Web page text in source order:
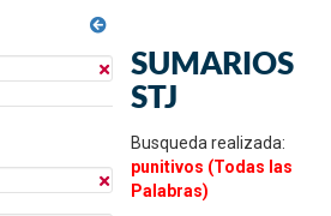
SUMARIOS
STJ
Busqueda realizada:
punitivos (Todas las
Palabras)